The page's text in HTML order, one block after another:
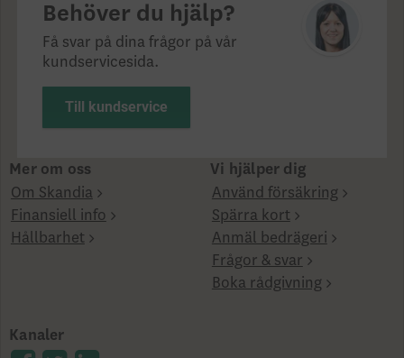
Behöver du hjälp?
Få svar på dina frågor på vår
kundservicesida.
Till kundservice
Mer om oss
Om Skandia
Finansiell info
Hållbarhet
Vi hjälper dig
Använd försäkring
Spärra kort
Anmäl bedrägeri
Frågor & svar
Boka rådgivning
Kanaler